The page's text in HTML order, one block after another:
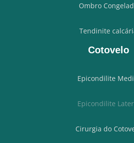
Ombro
Tendinite
Cotovelo
Epicondilite
Epicondilite
Cirurgia do